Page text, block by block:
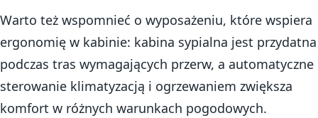
Warto też wspomnieć o wyposażeniu, które wspiera
ergonomię w kabinie: kabina sypialna jest przydatna
podczas tras wymagających przerw, a automatyczne
sterowanie klimatyzacją i ogrzewaniem zwiększa
komfort w różnych warunkach pogodowych.